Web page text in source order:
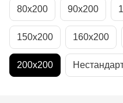
80х200 90х200
150х200 160х200
200х200